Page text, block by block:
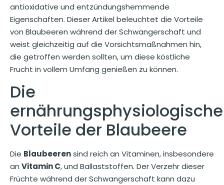
antioxidative und entzündungshemmende
Eigenschaften. Dieser Artikel beleuchtet die Vorteile
von Blaubeeren während der Schwangerschaft und
weist gleichzeitig auf die Vorsichtsmaßnahmen hin,
die getroffen werden sollten, um diese köstliche
Frucht in vollem Umfang genießen zu können.
Die
Vorteile der Blaubeere
Die Blaubeerensind reich an Vitaminen, insbesondere
an Vitamin C, und Ballaststoffen. Der Verzehr dieser
Früchte während der Schwangerschaft kann dazu